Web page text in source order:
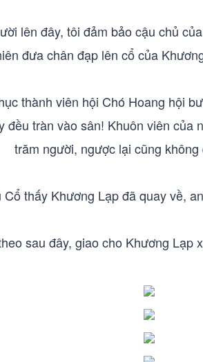
lên đây, tôi đảm bảo cậu chủ
đưa chân đạp lên cổ của
thành viên hội Chó Hoang hội
đều tràn vào sân! Khuôn viên
trăm người, ngược lại cũng không
thấy Khương Lạp đã quay về,
sau đây, giao cho Khương Lạp